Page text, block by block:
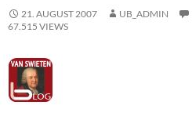
21. AUGUST 2007 UB_ADMIN
67.515 VIEWS